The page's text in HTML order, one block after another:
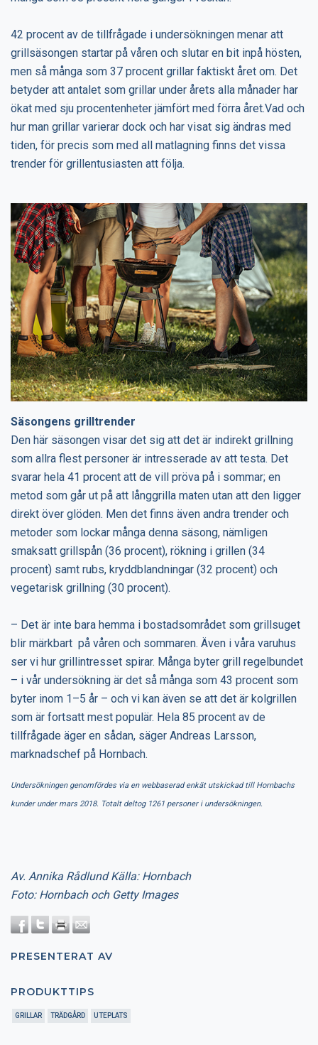
42 procent av de tillfrågade i undersökningen menar att
grillsäsongen startar på våren och slutar en bit inpå hösten,
men så många som 37 procent grillar faktiskt året om. Det
betyder att antalet som grillar under årets alla månader har
ökat med sju procentenheter jämfört med förra året.Vad och
hur man grillar varierar dock och har visat sig ändras med
tiden, för precis som med all matlagning finns det vissa
trender för grillentusiasten att följa.
Säsongens grilltrender
Den här säsongen visar det sig att det är indirekt grillning
som allra flest personer är intresserade av att testa. Det
svarar hela 41 procent att de vill pröva på i sommar; en
metod som går ut på att långgrilla maten utan att den ligger
direkt över glöden. Men det finns även andra trender och
metoder som lockar många denna säsong, nämligen
smaksatt grillspån (36 procent), rökning i grillen (34
procent) samt rubs, kryddblandningar (32 procent) och
vegetarisk grillning (30 procent).
– Det är inte bara hemma i bostadsområdet som grillsuget
blir märkbart på våren och sommaren. Även i våra varuhus
ser vi hur grillintresset spirar. Många byter grill regelbundet
– i vår undersökning är det så många som 43 procent som
byter inom 1–5 år – och vi kan även se att det är kolgrillen
som är fortsatt mest populär. Hela 85 procent av de
tillfrågade äger en sådan, säger Andreas Larsson,
marknadschef på Hornbach.
Undersökningen genomfördes via en webbaserad enkät utskickad till Hornbachs
kunder under mars 2018. Totalt deltog 1261 personer i undersökningen.
Av. Annika Rådlund Källa: Hornbach
Foto: Hornbach och Getty Images
PRESENTERAT AV
PRODUKTTIPS
GRILLAR TRÄDGÅRD UTEPLATS